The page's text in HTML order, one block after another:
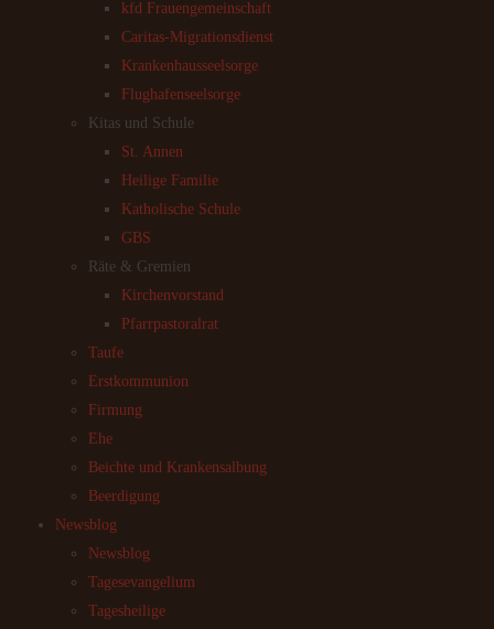
kfd Frauengemeinschaft
Caritas-Migrationsdienst
Krankenhausseelsorge
Flughafenseelsorge
Kitas und Schule
St. Annen
Heilige Familie
Katholische Schule
GBS
Räte & Gremien
Kirchenvorstand
Pfarrpastoralrat
Taufe
Erstkommunion
Firmung
Ehe
Beichte und Krankensalbung
Beerdigung
Newsblog
Newsblog
Tagesevangelium
Tagesheilige